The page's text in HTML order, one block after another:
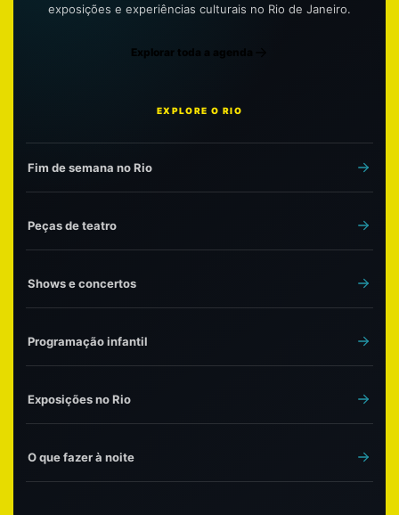
exposições e experiências culturais no Rio de Janeiro.
Explorar toda a agenda
EXPLORE O RIO
Fim de semana no Rio
Peças de teatro
Shows e concertos
Programação infantil
Exposições no Rio
O que fazer à noite